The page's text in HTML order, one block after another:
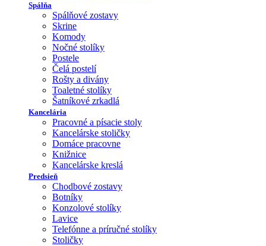
Spálňa
Spálňové zostavy
Skrine
Komody
Nočné stolíky
Postele
Čelá postelí
Rošty a divány
Toaletné stolíky
Šatníkové zrkadlá
Kancelária
Pracovné a písacie stoly
Kancelárske stoličky
Domáce pracovne
Knižnice
Kancelárske kreslá
Predsieň
Chodbové zostavy
Botníky
Konzolové stolíky
Lavice
Telefónne a príručné stolíky
Stoličky